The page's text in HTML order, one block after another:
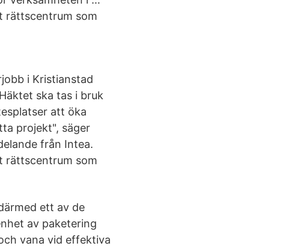
rättscentrum som
i Kristianstad
ska tas i bruk
att öka
projekt", säger
från Intea.
rättscentrum som
ett av de
av paketering
vana vid effektiva